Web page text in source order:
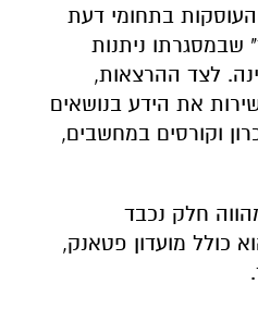
בתחומי דעת
שבמסגרתו ניתנות
לצד ההרצאות,
את הידע בנושאים
וקורסים במחשבים,
חלק נכבד
כולל מועדון פטאנק,